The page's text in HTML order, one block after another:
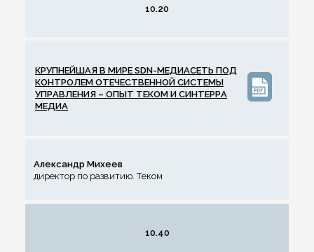
10.20
КРУПНЕЙШАЯ В МИРЕ SDN-МЕДИАСЕТЬ ПОД
КОНТРОЛЕМ ОТЕЧЕСТВЕННОЙ СИСТЕМЫ
УПРАВЛЕНИЯ – ОПЫТ ТЕКОМ И СИНТЕРРА
МЕДИА
Александр Михеев
директор по развитию. Теком
10.40